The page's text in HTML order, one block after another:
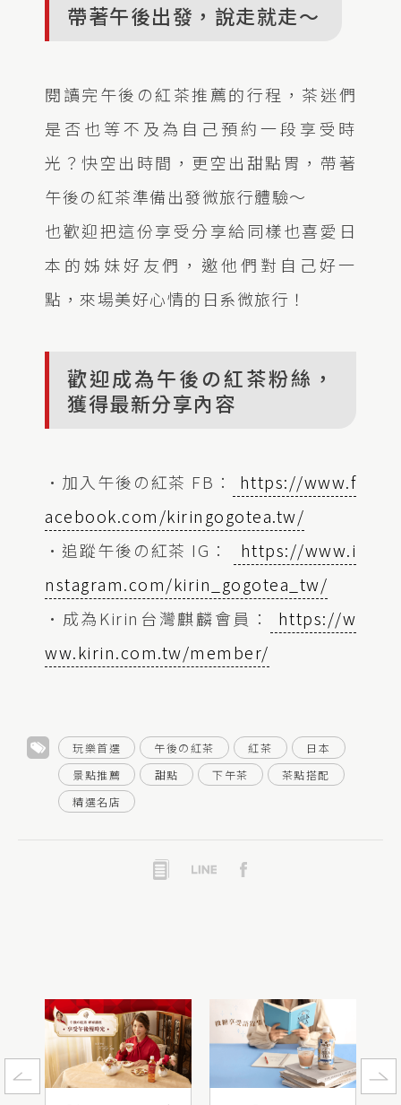
帶著午後出發，說走就走～
閱讀完午後の紅茶推薦的行程，茶迷們
是否也等不及為自己預約一段享受時
光？快空出時間，更空出甜點胃，帶著
午後の紅茶準備出發微旅行體驗～
也歡迎把這份享受分享給同樣也喜愛日
本的姊妹好友們，邀他們對自己好一
點，來場美好心情的日系微旅行！
歡迎成為午後の紅茶粉絲，
獲得最新分享內容
•加入午後の紅茶 FB：
https://www.f
acebook.com/kiringogotea.tw/
•追蹤午後の紅茶 IG：
https://www.i
nstagram.com/kirin_gogotea_tw/
•成為Kirin台灣麒麟會員：
https://w
ww.kirin.com.tw/member/
玩樂首選 午後の紅茶 紅茶
日本
景點推薦
甜點 下午茶
茶點搭配
精選名店